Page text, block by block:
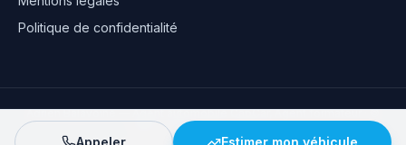
Politique de confidentialité
Adrien Balavoine—Agent automobile CapCar, Agent formateur· ©
· Tous droits réservés
Appeler Estimer mon véhicule